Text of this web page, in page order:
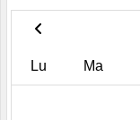
Lu Ma